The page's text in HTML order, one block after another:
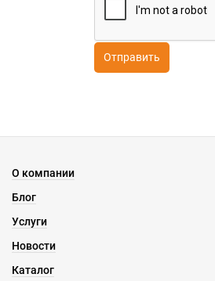
О компании
Блог
Услуги
Новости
Каталог